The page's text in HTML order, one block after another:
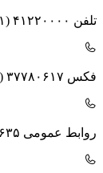
تلفن +۹۸ (۴۱)
فکس +۹۸ (۴۱)
روابط عمومی